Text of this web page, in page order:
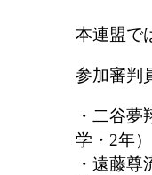
本連盟で
参加審
・二谷
学・2年）
・遠藤